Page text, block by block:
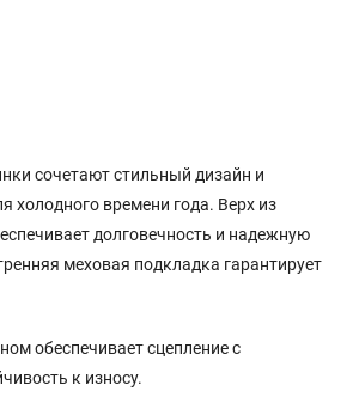
сочетают стильный дизайн и
холодного времени года. Верх из
долговечность и надежную
меховая подкладка гарантирует
обеспечивает сцепление с
к износу.